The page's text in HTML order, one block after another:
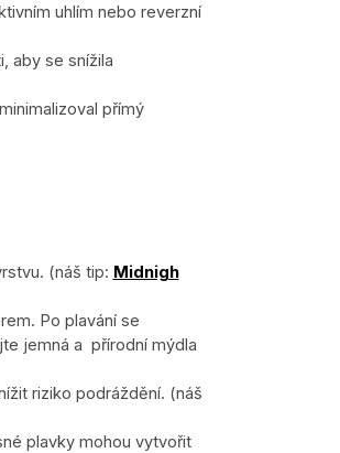
uhlím nebo reverzní
aby se snížila
přímý
(náš tip: Midnigh
Po plavání se
jemná a přírodní mýdla
riziko podráždění. (náš
plavky mohou vytvořit